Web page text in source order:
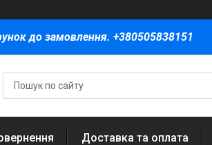
до замовлення. +380505838151
Доставка та оплата